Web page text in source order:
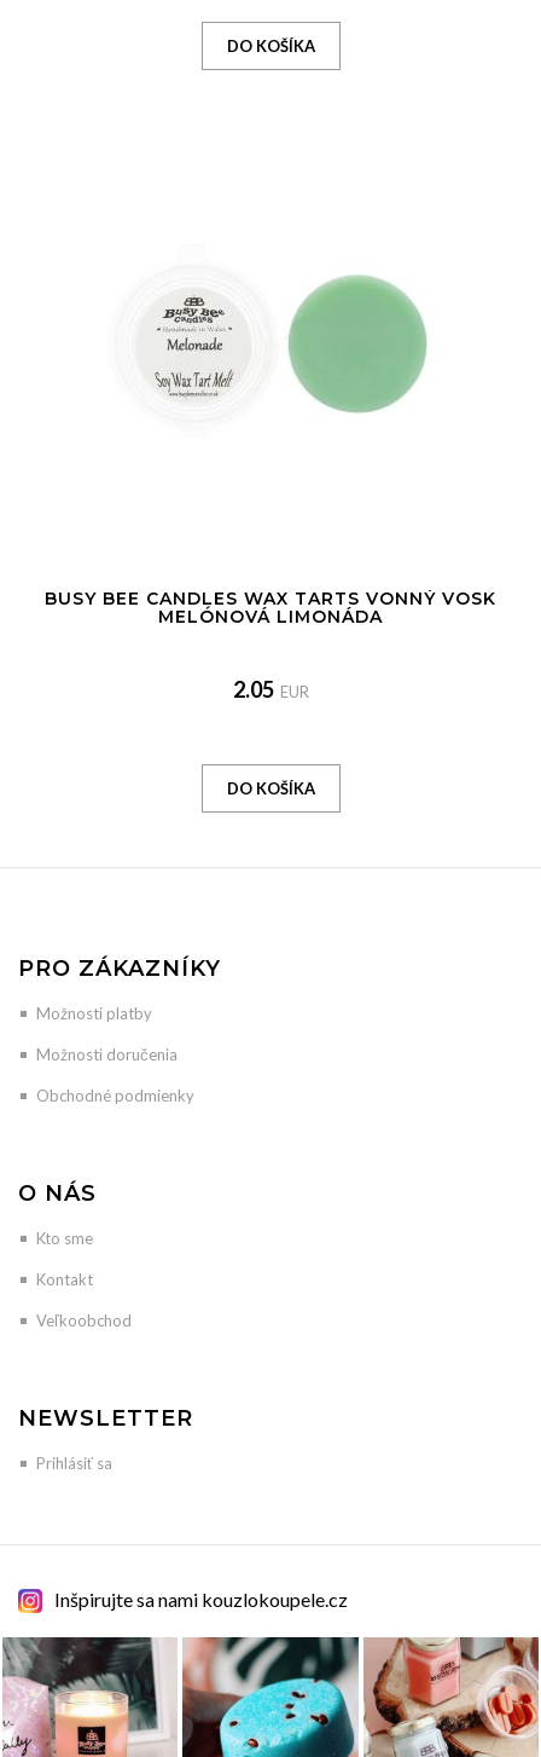
BUSY BEE CANDLES WAX TARTS VONNÝ VOSK
MELÓNOVÁ LIMONÁDA
2.05 EUR
PRO ZÁKAZNÍKY
Možnosti platby
Možnosti doručenia
Obchodné podmienky
O NÁS
Kto sme
Kontakt
Veľkoobchod
NEWSLETTER
Prihlásiť sa
Inšpirujte sa nami kouzlokoupele.cz